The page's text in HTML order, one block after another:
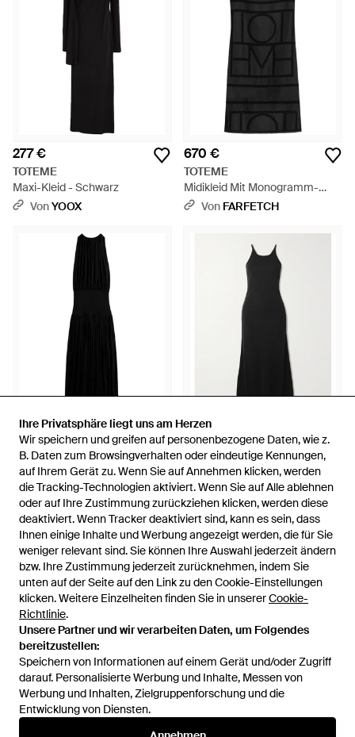
Ihre Privatsphäre liegt uns am Herzen
Wir speichern und greifen auf personenbezogene Daten, wie z.
B. Daten zum Browsingverhalten oder eindeutige Kennungen,
auf Ihrem Gerät zu. Wenn Sie auf Annehmen klicken, werden
die Tracking-Technologien aktiviert. Wenn Sie auf Alle ablehnen
oder auf Ihre Zustimmung zurückziehen klicken, werden diese
deaktiviert. Wenn Tracker deaktiviert sind, kann es sein, dass
Ihnen einige Inhalte und Werbung angezeigt werden, die für Sie
weniger relevant sind. Sie können Ihre Auswahl jederzeit ändern
bzw. Ihre Zustimmung jederzeit zurücknehmen, indem Sie
unten auf der Seite auf den Link zu den Cookie-Einstellungen
klicken. Weitere Einzelheiten finden Sie in unsererCookie-
Richtlinie.
Unsere Partner und wir verarbeiten Daten, um Folgendes
bereitzustellen:
Speichern von Informationen auf einem Gerät und/oder Zugriff
darauf. Personalisierte Werbung und Inhalte, Messen von
Werbung und Inhalten, Zielgruppenforschung und die
Entwicklung von Diensten.
Ihre Privatsphäre liegt uns am Herzen
Wir speichern und greifen auf personenbezogene Daten, wie z.
B. Daten zum Browsingverhalten oder eindeutige Kennungen,
auf Ihrem Gerät zu. Wenn Sie auf Annehmen klicken, werden
die Tracking-Technologien aktiviert. Wenn Sie auf Alle ablehnen
oder auf Ihre Zustimmung zurückziehen klicken, werden diese
deaktiviert. Wenn Tracker deaktiviert sind, kann es sein, dass
Ihnen einige Inhalte und Werbung angezeigt werden, die für Sie
weniger relevant sind. Sie können Ihre Auswahl jederzeit ändern
bzw. Ihre Zustimmung jederzeit zurücknehmen, indem Sie
unten auf der Seite auf den Link zu den Cookie-Einstellungen
klicken. Weitere Einzelheiten finden Sie in unsererCookie-
Richtlinie.
Unsere Partner und wir verarbeiten Daten, um Folgendes
bereitzustellen:
Speichern von Informationen auf einem Gerät und/oder Zugriff
darauf. Personalisierte Werbung und Inhalte, Messen von
Werbung und Inhalten, Zielgruppenforschung und die
Entwicklung von Diensten.
277 €
TOTEME
Maxi-Kleid - Schwarz
VonYOOX
670 €
TOTEME
Midikleid Mit Monogramm-
Besatz - Schwarz
Von FARFETCH
516,95 €353,95 €
TOTEME
Gerafftes Kleid - Schwarz
Von Balardi
SALE
410 €
TOTEME
Jersey Midi Dress - Schwarz
VonNET-A-PORTER